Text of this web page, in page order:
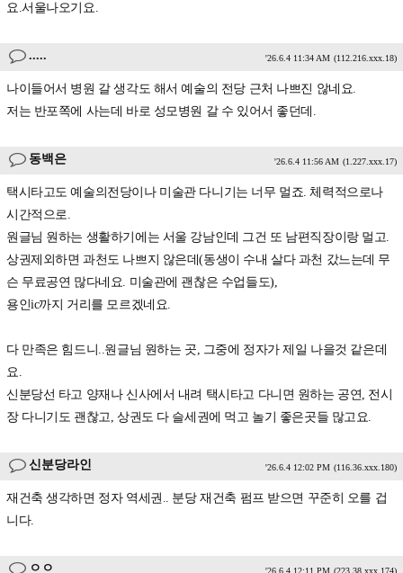
요.서울나오기요.
..... '26.6.4 11:34 AM (112.216.xxx.18)
나이들어서 병원 갈 생각도 해서 예술의 전당 근처 나쁘진 않네요.
저는 반포쪽에 사는데 바로 성모병원 갈 수 있어서 좋던데.
동백은 '26.6.4 11:56 AM (1.227.xxx.17)
택시타고도 예술의전당이나 미술관 다니기는 너무 멀죠. 체력적으로나
시간적으로.
원글님 원하는 생활하기에는 서울 강남인데 그건 또 남편직장이랑 멀고.
상권제외하면 과천도 나쁘지 않은데(동생이 수내 살다 과천 갔느는데 무
슨 무료공연 많다네요. 미술관에 괜찮은 수업들도),
용인ic까지 거리를 모르겠네요.
다 만족은 힘드니..원글님 원하는 곳, 그중에 정자가 제일 나을것 같은데
요.
신분당선 타고 양재나 신사에서 내려 택시타고 다니면 원하는 공연, 전시
장 다니기도 괜찮고, 상권도 다 슬세권에 먹고 놀기 좋은곳들 많고요.
신분당라인 '26.6.4 12:02 PM (116.36.xxx.180)
재건축 생각하면 정자 역세권.. 분당 재건축 펌프 받으면 꾸준히 오를 겁
니다.
ㅇㅇ '26.6.4 12:11 PM (223.38.xxx.174)